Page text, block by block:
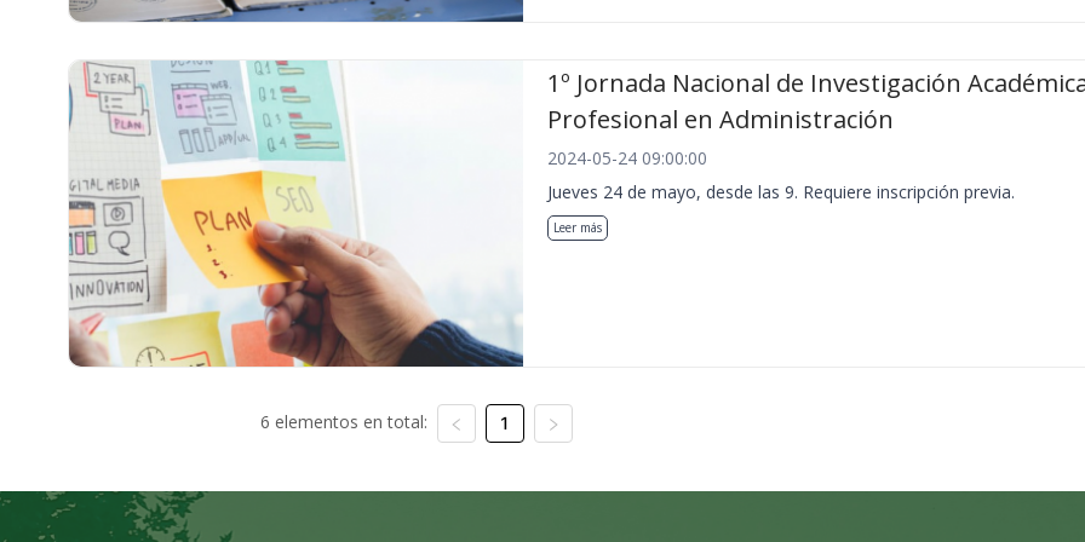
1º Jornada Nacional de Investigación
Profesional en Administración
2024-05-24 09:00:00
Jueves 24 de mayo, desde las 9. Requiere inscripción previa.
Leer más
6 elementos en total: 1